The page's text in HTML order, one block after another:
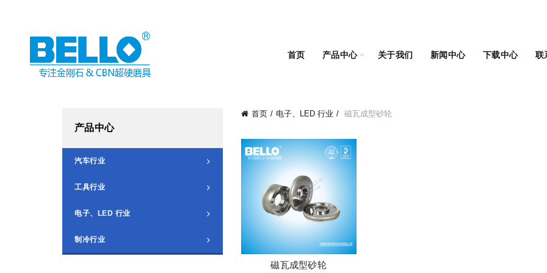
首页 产品中心 关于我们 新闻中心 下载中心 联
首页 电子、LED 行业 磁瓦成型砂轮
阅读更多
磁瓦成型砂轮
产品中心
汽车行业
工具行业
电子、LED 行业
制冷行业